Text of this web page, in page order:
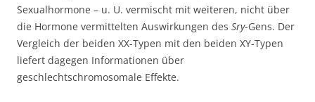
Sexualhormone – u. U. vermischt mit weiteren, nicht über
die Hormone vermittelten Auswirkungen des Sry-Gens. Der
Vergleich der beiden XX-Typen mit den beiden XY-Typen
liefert dagegen Informationen über
geschlechtschromosomale Effekte.